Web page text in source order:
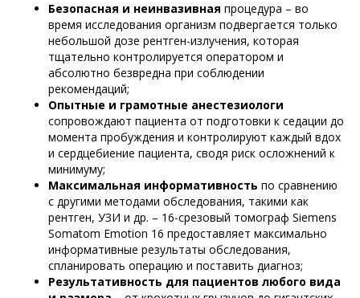
Безопасная и неинвазивная процедура – во
время исследования организм подвергается только
небольшой дозе рентген-излучения, которая
тщательно контролируется оператором и
абсолютно безвредна при соблюдении
рекомендаций;
Опытные и грамотные анестезиологи
сопровождают пациента от подготовки к седации до
момента пробуждения и контролируют каждый вдох
и сердцебиение пациента, сводя риск осложнений к
минимуму;
Максимальная информативность по сравнению
с другими методами обследования, такими как
рентген, УЗИ и др. – 16-срезовый томограф Siemens
Somatom Emotion 16 предоставляет максимально
информативные результаты обследования,
спланировать операцию и поставить диагноз;
Результативность для пациентов любого вида